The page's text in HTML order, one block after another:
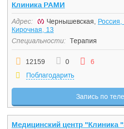
Клиника РАМИ
Адрес: Чернышевская, Россия,
Кирочная, 13
Специальности: Терапия
12159 0
6
Поблагодарить
Запись по
Медицинский центр "Клиника